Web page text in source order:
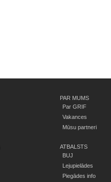
PAR MUMS
Par GRIF
Vakances
Mūsu partneri
ATBALSTS
BUJ
Lejupielādes
Piegādes info